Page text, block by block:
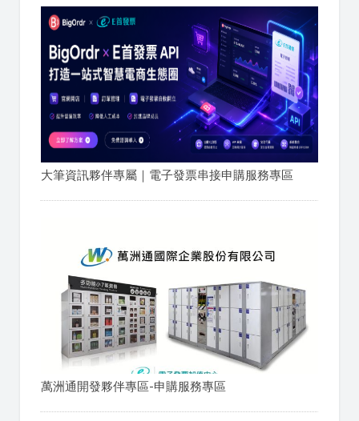
大筆資訊夥伴專屬｜電子發票串接申購服務專區
萬洲通開發夥伴專區-申購服務專區